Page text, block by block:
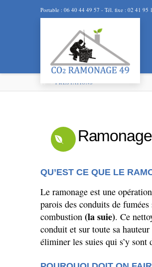
Portable : 06 40 44 49 57 - Tél. fixe : 02 41 95
HOMEPRESTATIONS
QU’EST CE QUE LE
Le ramonage est une
parois des conduits de
combustion (la suie). Ce
conduit et sur toute sa
éliminer les suies qui s’y sont